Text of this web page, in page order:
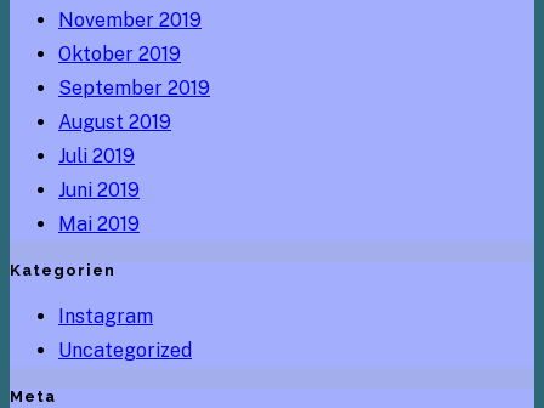
November 2019
Oktober 2019
September 2019
August 2019
Juli 2019
Juni 2019
Mai 2019
Kategorien
Instagram
Uncategorized
Meta